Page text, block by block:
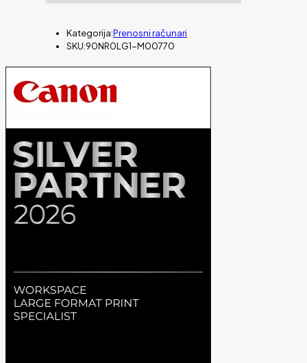
G615LW-
16"2,5K
240Hz
275HX
24C/24T
32GB
5080-
16G
količina
Kategorija:Prenosni računari
SKU:90NR0LG1-M00770